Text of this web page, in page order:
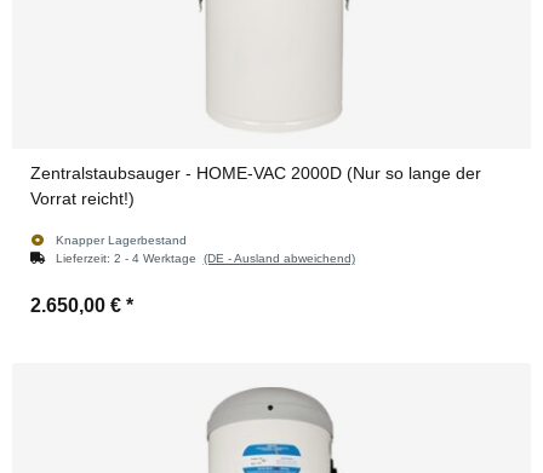
Zentralstaubsauger - HOME-VAC 2000D (Nur so lange der
Vorrat reicht!)
Knapper Lagerbestand
Lieferzeit: 2 - 4 Werktage (DE - Ausland abweichend)
2.650,00 € *